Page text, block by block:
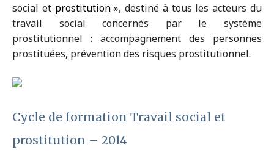
social et prostitution», destiné à tous les acteurs du
travail social concernés par le système
prostitutionnel : accompagnement des personnes
prostituées, prévention des risques prostitutionnel.
Cycle de formation Travail social et
prostitution – 2014